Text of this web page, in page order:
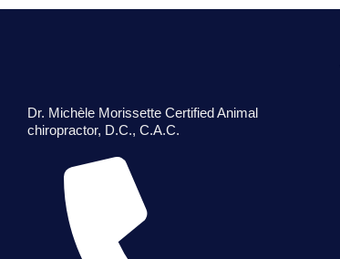
Dr. Michèle Morissette Certified Animal
chiropractor, D.C., C.A.C.